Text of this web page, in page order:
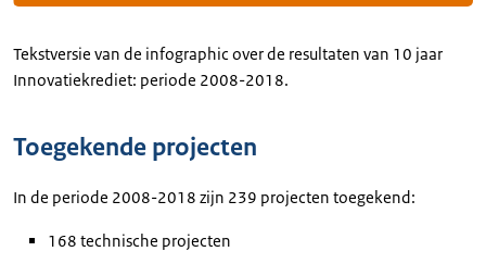
Tekstversie van de infographic over de resultaten van 10 jaar
Innovatiekrediet: periode 2008-2018.
Toegekende projecten
In de periode 2008-2018 zijn 239 projecten toegekend:
168 technische projecten